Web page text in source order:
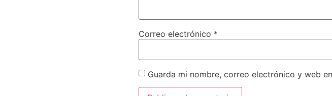
Correo electrónico *
Guarda mi nombre, correo electrónico y web